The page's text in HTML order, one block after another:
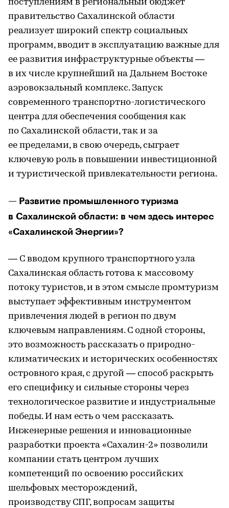
поступлениям в региональный бюджет
правительство Сахалинской области
реализует широкий спектр социальных
программ, вводит в эксплуатацию важные для
ее развития инфраструктурные объекты —
в их числе крупнейший на Дальнем Востоке
аэровокзальный комплекс. Запуск
современного транспортно-логистического
центра для обеспечения сообщения как
по Сахалинской области, так и за
ее пределами, в свою очередь, сыграет
ключевую роль в повышении инвестиционной
и туристической привлекательности региона.
— Развитие промышленного туризма
в Сахалинской области: в чем здесь интерес
«Сахалинской Энергии»?
— С вводом крупного транспортного узла
Сахалинская область готова к массовому
потоку туристов, и в этом смысле промтуризм
выступает эффективным инструментом
привлечения людей в регион по двум
ключевым направлениям. С одной стороны,
это возможность рассказать о природно-
климатических и исторических особенностях
островного края, с другой — способ раскрыть
его специфику и сильные стороны через
технологическое развитие и индустриальные
победы. И нам есть о чем рассказать.
Инженерные решения и инновационные
разработки проекта «Сахалин-2» позволили
компании стать центром лучших
компетенций по освоению российских
шельфовых месторождений,
производству СПГ, вопросам защиты